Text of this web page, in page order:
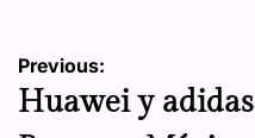
Navegación
de
Previous:
Huawei y adidas